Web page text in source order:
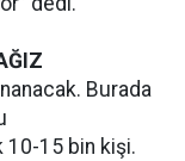
Burada
10-15 bin kişi.